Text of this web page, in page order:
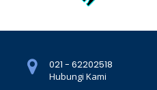
021 - 62202518
Hubungi Kami